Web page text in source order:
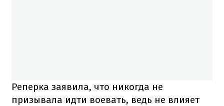
Реперка заявила, что никогда не
призывала идти воевать, ведь не влияет